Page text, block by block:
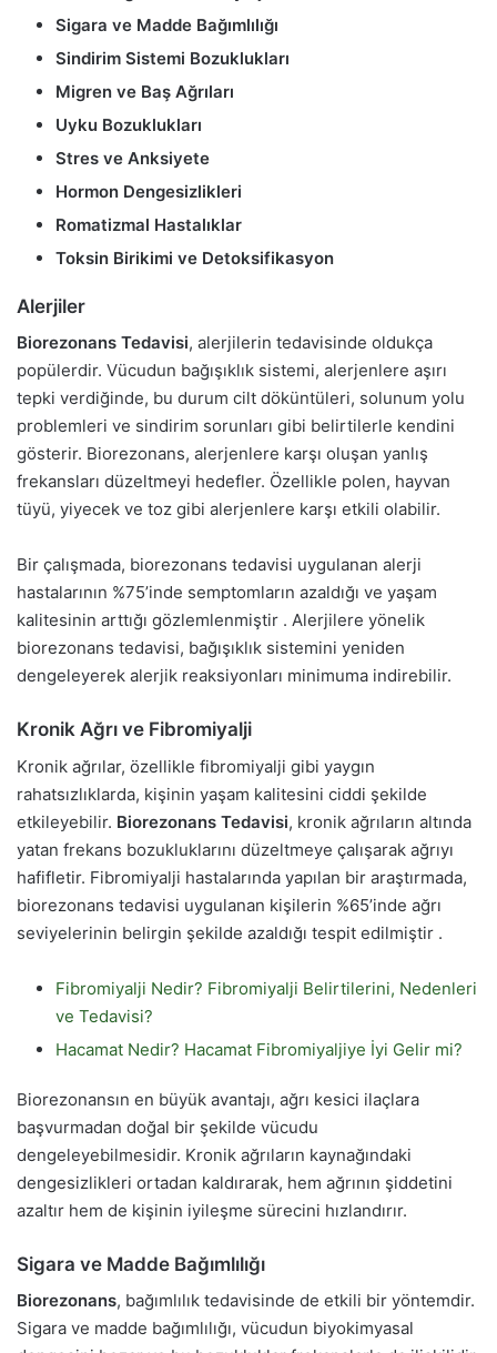
Sigara ve Madde Bağımlılığı
Sindirim Sistemi Bozuklukları
Migren ve Baş Ağrıları
Uyku Bozuklukları
Stres ve Anksiyete
Hormon Dengesizlikleri
Romatizmal Hastalıklar
Toksin Birikimi ve Detoksifikasyon
Alerjiler
Biorezonans Tedavisi, alerjilerin tedavisinde oldukça
popülerdir. Vücudun bağışıklık sistemi, alerjenlere aşırı
tepki verdiğinde, bu durum cilt döküntüleri, solunum yolu
problemleri ve sindirim sorunları gibi belirtilerle kendini
gösterir. Biorezonans, alerjenlere karşı oluşan yanlış
frekansları düzeltmeyi hedefler. Özellikle polen, hayvan
tüyü, yiyecek ve toz gibi alerjenlere karşı etkili olabilir.
Bir çalışmada, biorezonans tedavisi uygulanan alerji
hastalarının %75’inde semptomların azaldığı ve yaşam
kalitesinin arttığı gözlemlenmiştir . Alerjilere yönelik
biorezonans tedavisi, bağışıklık sistemini yeniden
dengeleyerek alerjik reaksiyonları minimuma indirebilir.
Kronik Ağrı ve Fibromiyalji
Kronik ağrılar, özellikle fibromiyalji gibi yaygın
rahatsızlıklarda, kişinin yaşam kalitesini ciddi şekilde
etkileyebilir. Biorezonans Tedavisi, kronik ağrıların altında
yatan frekans bozukluklarını düzeltmeye çalışarak ağrıyı
hafifletir. Fibromiyalji hastalarında yapılan bir araştırmada,
biorezonans tedavisi uygulanan kişilerin %65’inde ağrı
seviyelerinin belirgin şekilde azaldığı tespit edilmiştir .
Fibromiyalji Nedir? Fibromiyalji Belirtilerini, Nedenleri
ve Tedavisi?
Hacamat Nedir? Hacamat Fibromiyaljiye İyi Gelir mi?
Biorezonansın en büyük avantajı, ağrı kesici ilaçlara
başvurmadan doğal bir şekilde vücudu
dengeleyebilmesidir. Kronik ağrıların kaynağındaki
dengesizlikleri ortadan kaldırarak, hem ağrının şiddetini
azaltır hem de kişinin iyileşme sürecini hızlandırır.
Sigara ve Madde Bağımlılığı
Biorezonans, bağımlılık tedavisinde de etkili bir yöntemdir.
Sigara ve madde bağımlılığı, vücudun biyokimyasal